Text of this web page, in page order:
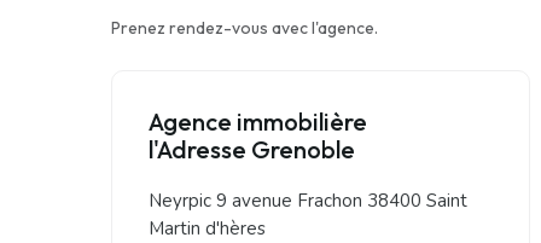
Prenez rendez-vous avec l'agence.
Agence immobilière
l'Adresse Grenoble
Neyrpic 9 avenue Frachon 38400 Saint
Martin d'hères